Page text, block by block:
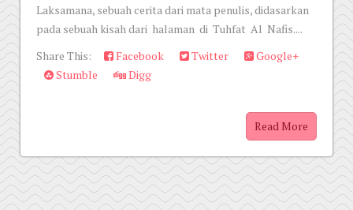
Laksamana, sebuah cerita dari mata penulis, didasarkan
pada sebuah kisah dari halaman di Tuhfat Al Nafis....
Share This:
Facebook Twitter
Google+
Stumble
Digg
Read More